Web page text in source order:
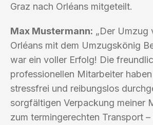
Graz nach Orléans mitgeteilt.
Max Mustermann: „Der Umzug
Orléans mit dem Umzugskönig
war ein voller Erfolg! Die
professionellen Mitarbeiter
stressfrei und reibungslos
sorgfältigen Verpackung meiner
zum termingerechten Transport